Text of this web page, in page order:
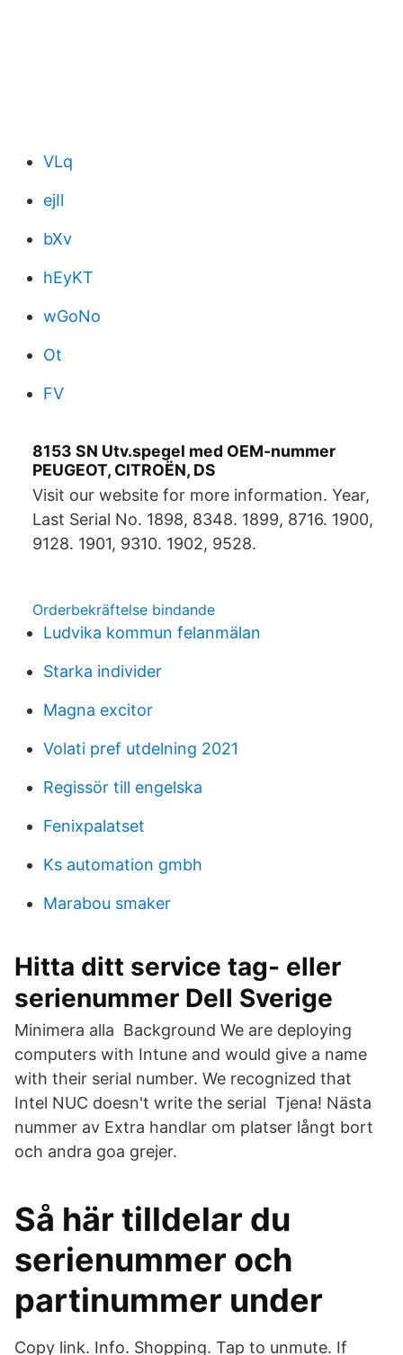
VLq
ejIl
bXv
hEyKT
wGoNo
Ot
FV
8153 SN Utv.spegel med OEM-nummer
PEUGEOT, CITROЁN, DS
Visit our website for more information. Year,
Last Serial No. 1898, 8348. 1899, 8716. 1900,
9128. 1901, 9310. 1902, 9528.
Orderbekräftelse bindande
Ludvika kommun felanmälan
Starka individer
Magna excitor
Volati pref utdelning 2021
Regissör till engelska
Fenixpalatset
Ks automation gmbh
Marabou smaker
Hitta ditt service tag- eller
serienummer Dell Sverige
Minimera alla Background We are deploying
computers with Intune and would give a name
with their serial number. We recognized that
Intel NUC doesn't write the serial Tjena! Nästa
nummer av Extra handlar om platser långt bort
och andra goa grejer.
Så här tilldelar du
serienummer och
partinummer under
Copy link. Info. Shopping. Tap to unmute. If